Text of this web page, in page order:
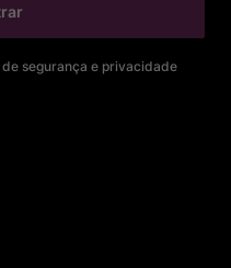
segurança e privacidade